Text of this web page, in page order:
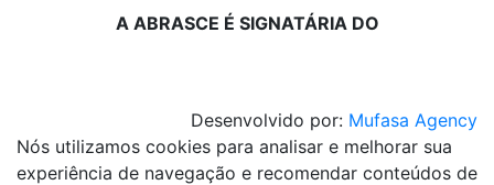
A ABRASCE É SIGNATÁRIA DO
Desenvolvido por: Mufasa Agency
Nós utilizamos cookies para analisar e melhorar sua
experiência de navegação e recomendar conteúdos de